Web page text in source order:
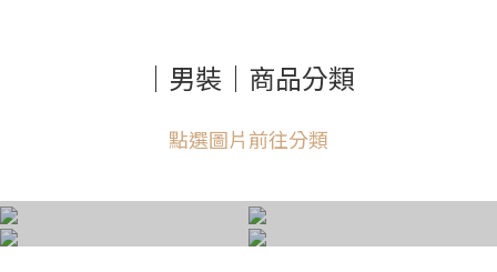
｜男裝｜商品分類
點選圖片前往分類
男裝｜外套
男裝｜內褲